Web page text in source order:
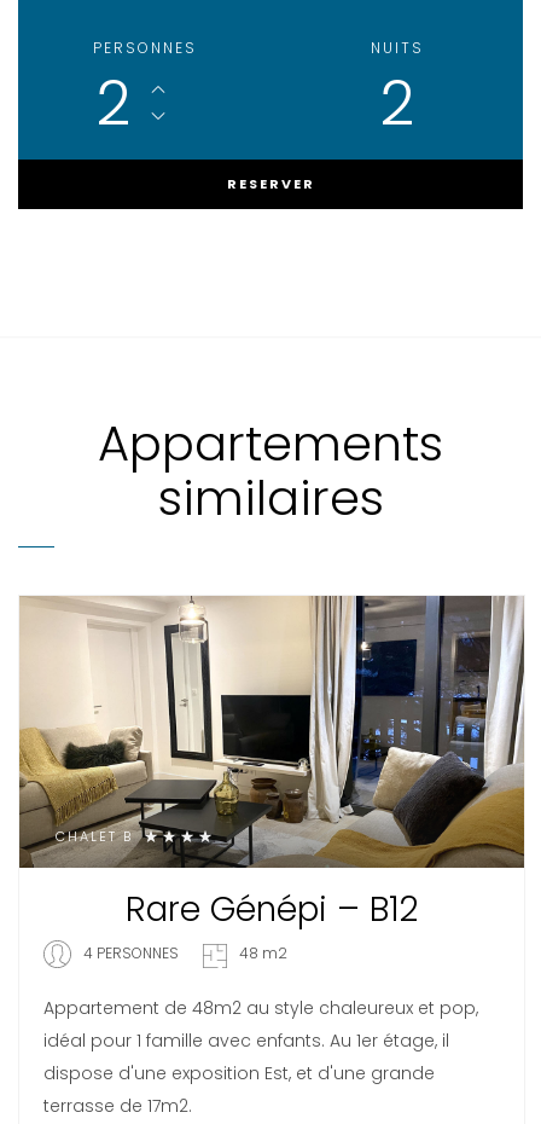
PERSONNES
2
NUITS
2
Appartements
similaires
CHALET B
Rare Génépi – B12
4 PERSONNES 48 m2
Appartement de 48m2 au style chaleureux et pop,
idéal pour 1 famille avec enfants. Au 1er étage, il
dispose d'une exposition Est, et d'une grande
terrasse de 17m2.